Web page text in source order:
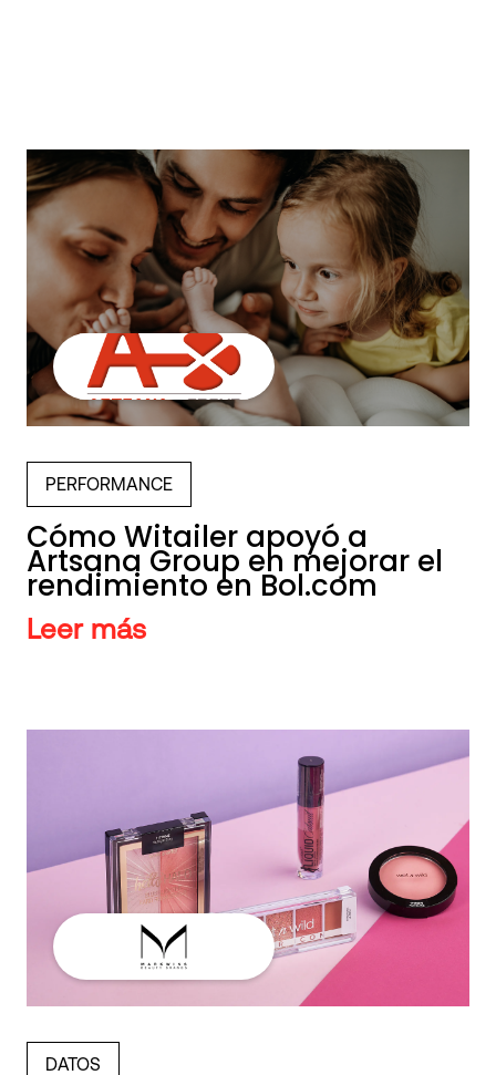
PERFORMANCE
Cómo Witailer apoyó a
Artsana Group en mejorar el
rendimiento en Bol.com
Leer más
DATOS